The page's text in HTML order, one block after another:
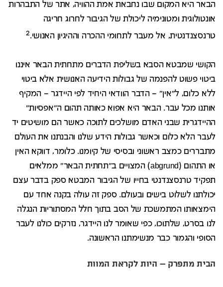
הבאר היא המקום שבו נחבאת אמת ההוויה, אתר של התבהרות
אונטולוגית ומטונימיה ליכולת של הגיבור לחרוג חריגה
טרנסצנדנטית, אל מעבר לתחומי ההכרה וההיגיון האנושי.2
הקושי שמבטא הסבא בשליפת הדברים מתחתית הבאר איננו
ביטוי פשוט להפנמה של גבולות הידיעה האנושית אלא ביטוי
ללא כלום, ל"אין" – הדבר הוודאי היחיד לפי היידגר – המקיף
אותנו מכל עבר. הבאר היא אפוא כאותה תהום ה"אפסיות"
ההיידגרית שבני האדם מושלכים לתוכה כאשר הם מושיטים יד
לעבר הלא כלום וכאשר גבולות הידע שלנו והבנתנו את העולם
מתבררים כמצב ראשוני ובסיסי של קיומנו. כלומר, דווקא האין
או התהום (abgrund) המצויים ב"תחתית הבאר" ממלאים
תפקיד טרנסצנדנטי בחייו של הגיבור המבטא ספק בדבר עצם
יכולתנו לשלוט בישים ובעולם. ספק זה עולה בקנה אחד עם
הימצאותו המתמשכת של הסב בתוך חלל המסתוריות הנגלה
לנו בסרט, שלתוכו, כפי שאומר לנו היידגר, נזרקים כולנו לעבר
הסופי והגמור כבר מנשימתנו הראשונה.
הבית מתפרק – היות לקראת המוות